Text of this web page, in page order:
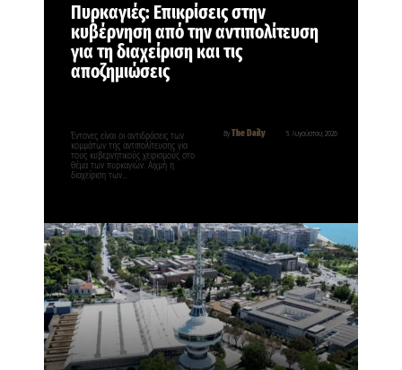
Πυρκαγιές: Επικρίσεις στην
κυβέρνηση από την αντιπολίτευση
για τη διαχείριση και τις
αποζημιώσεις
By The Daily 5 Αυγούστου, 2026
Έντονες είναι οι αντιδράσεις των
κομμάτων της αντιπολίτευσης για
τους κυβερνητικούς χειρισμούς στο
θέμα των πυρκαγιών. Αιχμή η
διαχείριση των…